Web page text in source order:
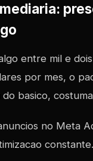
entre mil e
por mes, o
basico,
no Meta
constante.